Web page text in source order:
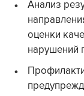
Анализ
оценки
нарушений